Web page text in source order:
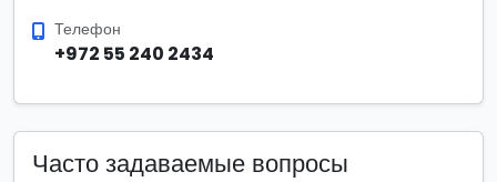
Телефон
+972 55 240 2434
Часто задаваемые вопросы